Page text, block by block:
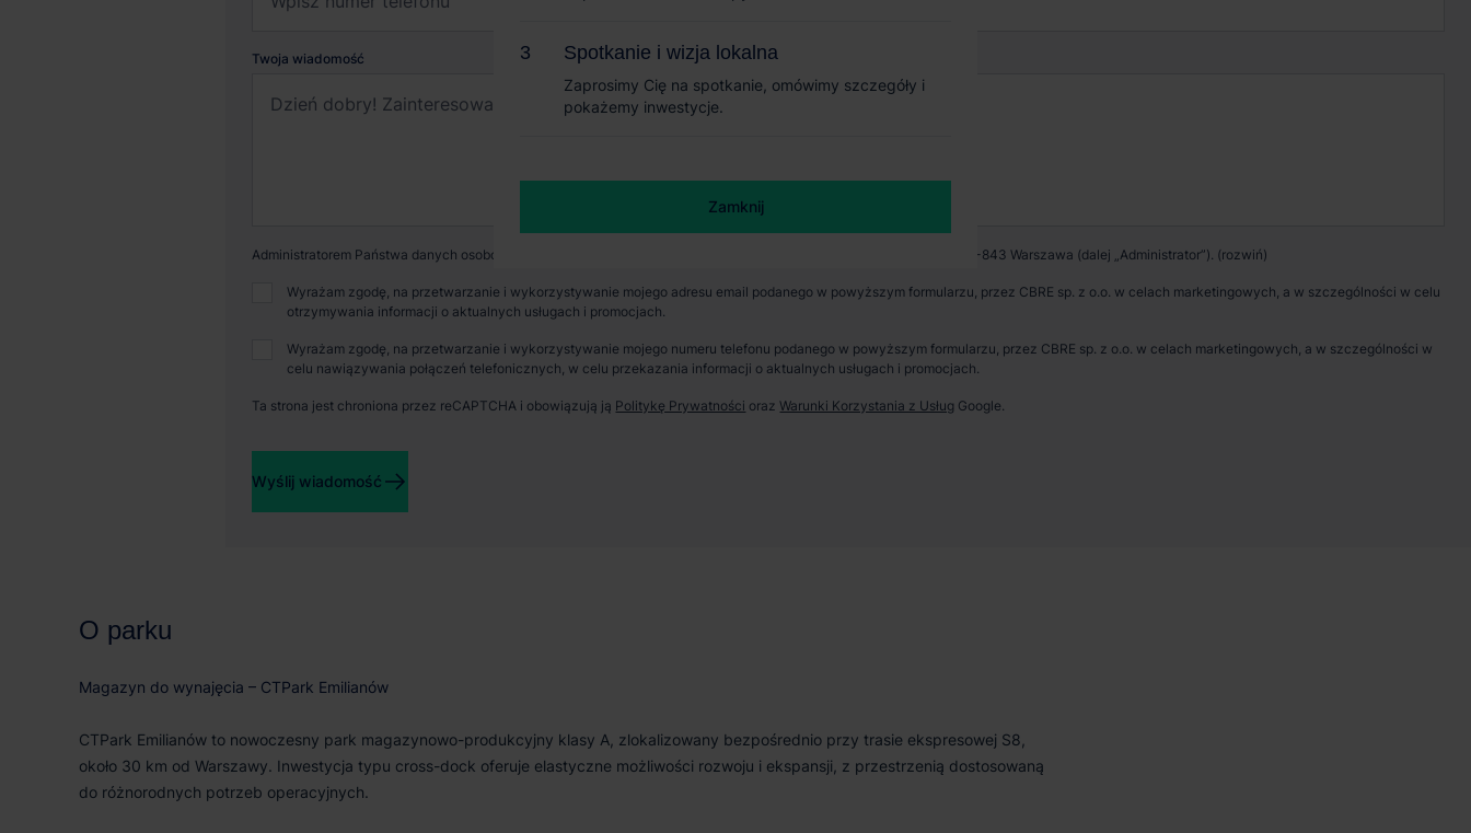
Wypełnij formularz
O parku
Magazyn do wynajęcia – CTPark Emilianów
CTPark Emilianów to nowoczesny park magazynowo-produkcyjny klasy A, zlokalizowany bezpośrednio przy trasie ekspresowej S8,
około 30 km od Warszawy. Inwestycja typu cross-dock oferuje elastyczne możliwości rozwoju i ekspansji, z przestrzenią dostosowaną
do różnorodnych potrzeb operacyjnych.
Spotkanie i wizja lokalna
Zaprosimy Cię na spotkanie, omówimy szczegóły i
pokażemy inwestycje.
Zamknij
Twoja wiadomość
Administratorem Państwa danych osobowych jest CBRE sp. z o. o. z siedzibą w Warszawie, Rondo Daszyńskiego 1, 00-843 Warszawa (dalej „Administrator”).
Wyrażam zgodę, na przetwarzanie i wykorzystywanie mojego adresu email podanego w powyższym formularzu, przez CBRE sp. z o.o. w celach marketingowych, a w szczególności w celu
otrzymywania informacji o aktualnych usługach i promocjach.
Wyrażam zgodę, na przetwarzanie i wykorzystywanie mojego numeru telefonu podanego w powyższym formularzu, przez CBRE sp. z o.o. w celach marketingowych, a w szczególności w
celu nawiązywania połączeń telefonicznych, w celu przekazania informacji o aktualnych usługach i promocjach.
Ta strona jest chroniona przez reCAPTCHA i obowiązują ją Politykę Prywatności orazWarunki Korzystania z Usług Google.
Wyślij wiadomość
Spotkanie i wizja lokalna
Zaprosimy Cię na spotkanie, omówimy szczegóły i
pokażemy inwestycje.
Zamknij